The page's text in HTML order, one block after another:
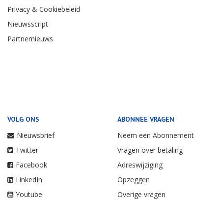
Privacy & Cookiebeleid
Nieuwsscript
Partnernieuws
VOLG ONS
Nieuwsbrief
Twitter
Facebook
LinkedIn
Youtube
ABONNEE VRAGEN
Neem een Abonnement
Vragen over betaling
Adreswijziging
Opzeggen
Overige vragen